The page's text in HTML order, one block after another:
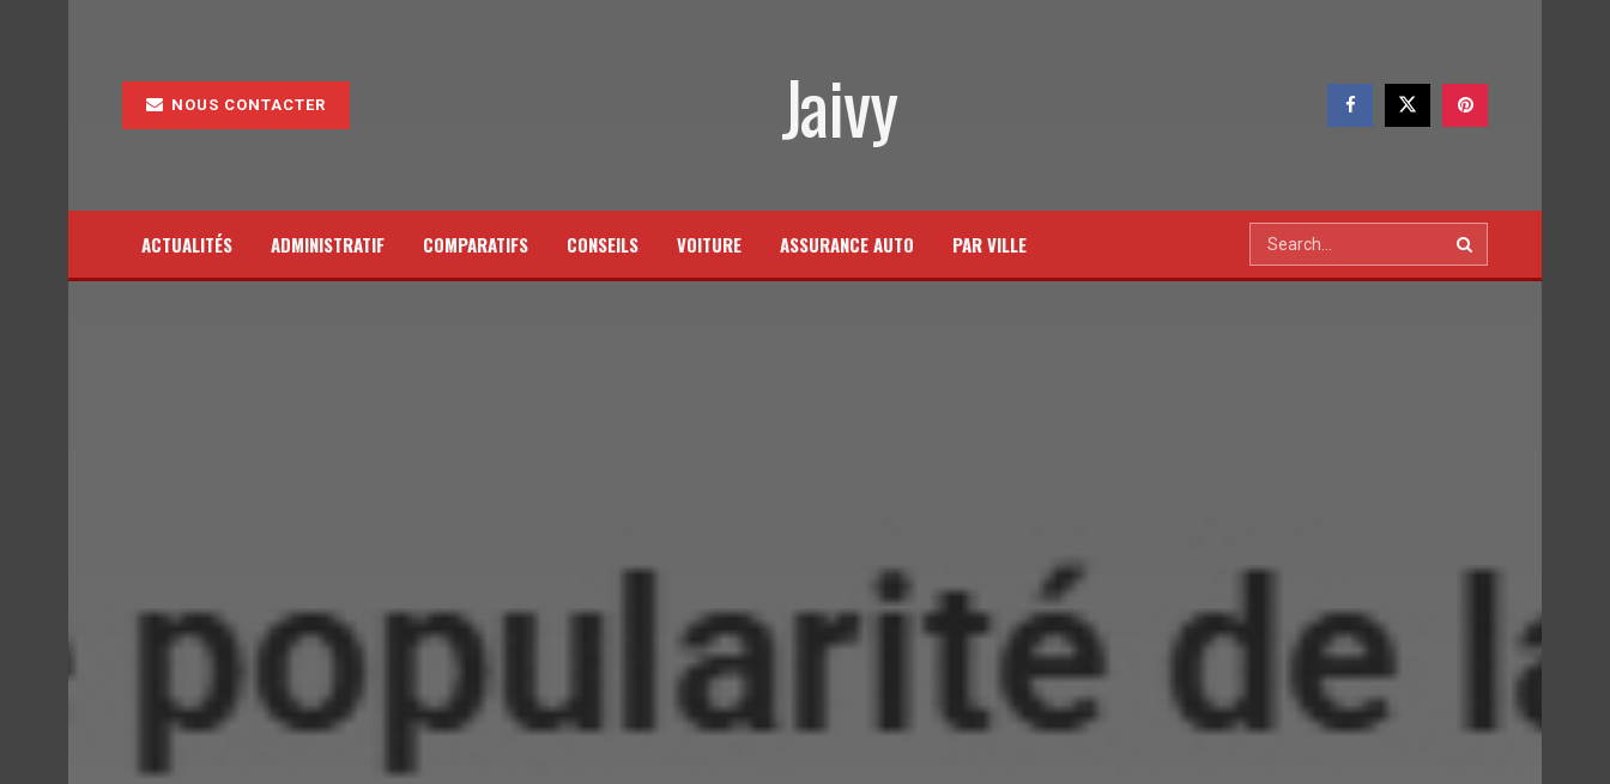
NOUS CONTACTER Jaivy
ACTUALITÉS ADMINISTRATIF COMPARATIFS CONSEILS VOITURE ASSURANCE AUTO PAR VILLE